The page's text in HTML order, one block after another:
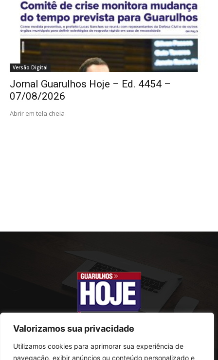
Valorizamos sua privacidade
Utilizamos cookies para aprimorar sua experiência de
navegação, exibir anúncios ou conteúdo personalizado e
Versão Digital
Jornal Guarulhos Hoje – Ed. 4454 –
07/08/2026
Abrir em tela cheia
SOBRE NÓS